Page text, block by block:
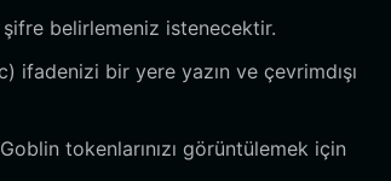
belirlemeniz istenecektir.
ifadenizi bir yere yazın ve çevrimdışı
tokenlarınızı görüntülemek için